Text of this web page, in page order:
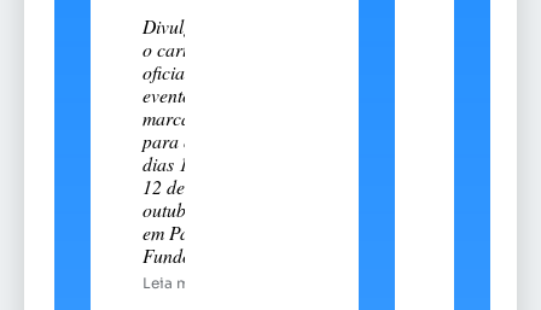
Divulgado
o cartal
oficial do
evento
marcado
para os
dias 11 e
12 de
outubro
em Passo
Fundo
Leia mais